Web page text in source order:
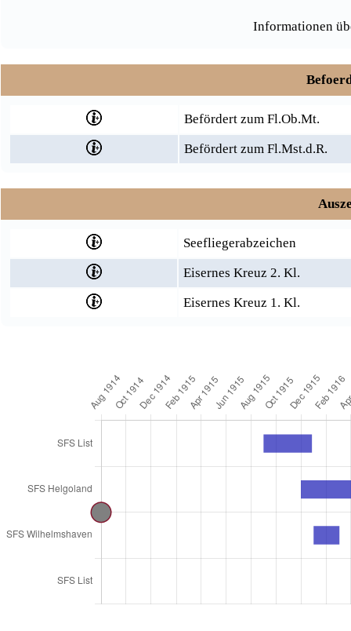
Informationen
Befördert zum Fl.Ob.Mt.
Befördert zum Fl.Mst.d.R.
Seefliegerabzeichen
Eisernes Kreuz 2. Kl.
Eisernes Kreuz 1. Kl.